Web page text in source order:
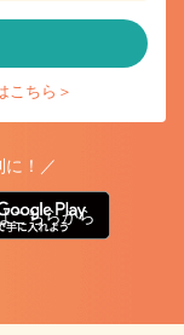
こちら＞
に！／
こちらから